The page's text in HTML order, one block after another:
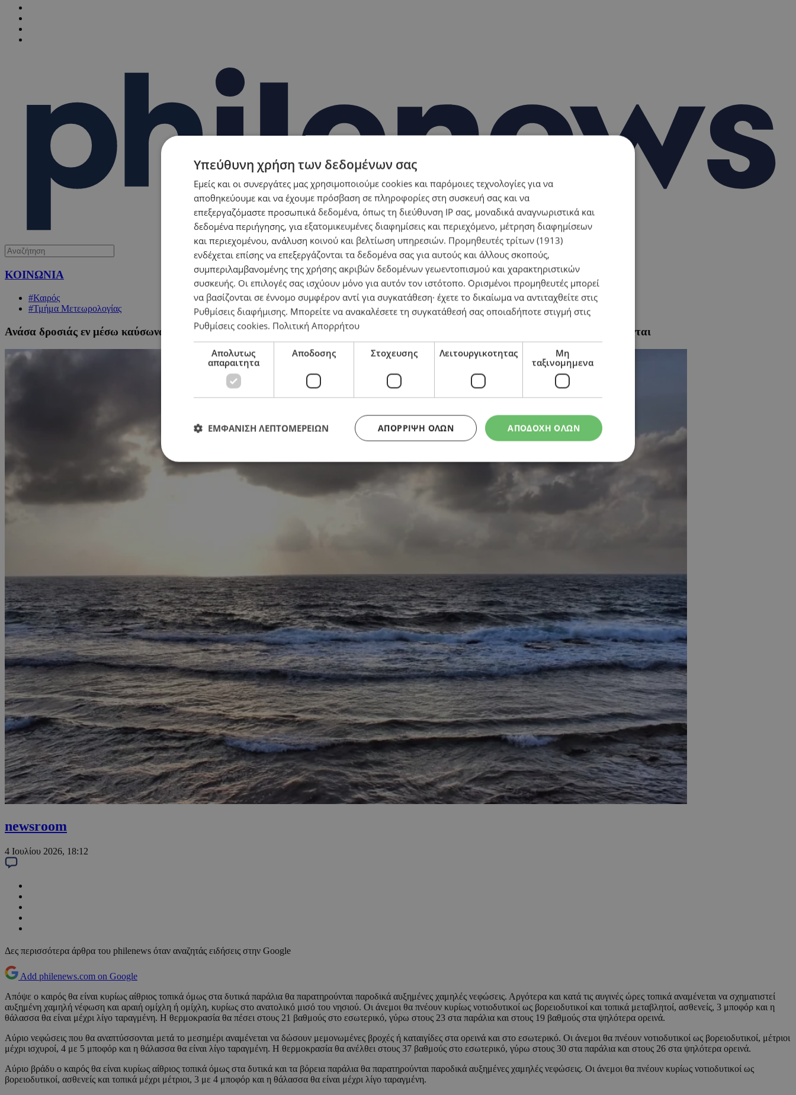
ΚΟΙΝΩΝΙΑ
#Καιρός
#Τμήμα Μετεωρολογίας
Ανάσα δροσιάς εν μέσω καύσωνα: Προβλέπει βροχές, ακόμα και καταιγίδες το Τμήμα Μετεωρολογίας – Ποιες περιοχές επηρεάζονται
newsroom
4 Ιουλίου 2026, 18:12
Δες περισσότερα άρθρα του philenews όταν αναζητάς ειδήσεις στην Google
Add philenews.com on Google
Απόψε ο καιρός θα είναι κυρίως αίθριος τοπικά όμως στα δυτικά παράλια θα παρατηρούνται παροδικά αυξημένες χαμηλές νεφώσεις. Αργότερα και κατά τις αυγινές ώρες τοπικά αναμένεται να σχηματιστεί
αυξημένη χαμηλή νέφωση και αραιή ομίχλη ή ομίχλη, κυρίως στο ανατολικό μισό του νησιού. Οι άνεμοι θα πνέουν κυρίως νοτιοδυτικοί ως βορειοδυτικοί και τοπικά μεταβλητοί, ασθενείς, 3 μποφόρ και η
θάλασσα θα είναι μέχρι λίγο ταραγμένη. Η θερμοκρασία θα πέσει στους 21 βαθμούς στο εσωτερικό, γύρω στους 23 στα παράλια και στους 19 βαθμούς στα ψηλότερα ορεινά.
Αύριο νεφώσεις που θα αναπτύσσονται μετά το μεσημέρι αναμένεται να δώσουν μεμονωμένες βροχές ή καταιγίδες στα ορεινά και στο εσωτερικό. Οι άνεμοι θα πνέουν νοτιοδυτικοί ως βορειοδυτικοί, μέτριοι
μέχρι ισχυροί, 4 με 5 μποφόρ και η θάλασσα θα είναι λίγο ταραγμένη. Η θερμοκρασία θα ανέλθει στους 37 βαθμούς στο εσωτερικό, γύρω στους 30 στα παράλια και στους 26 στα ψηλότερα ορεινά.
Αύριο βράδυ ο καιρός θα είναι κυρίως αίθριος τοπικά όμως στα δυτικά και τα βόρεια παράλια θα παρατηρούνται παροδικά αυξημένες χαμηλές νεφώσεις. Οι άνεμοι θα πνέουν κυρίως νοτιοδυτικοί ως
βορειοδυτικοί, ασθενείς και τοπικά μέχρι μέτριοι, 3 με 4 μποφόρ και η θάλασσα θα είναι μέχρι λίγο ταραγμένη.
Υπεύθυνη χρήση των δεδομένων σας
Εμείς και οι συνεργάτες μας χρησιμοποιούμε cookies και παρόμοιες τεχνολογίες για να
αποθηκεύουμε και να έχουμε πρόσβαση σε πληροφορίες στη συσκευή σας και να
επεξεργαζόμαστε προσωπικά δεδομένα, όπως τη διεύθυνση IP σας, μοναδικά αναγνωριστικά και
δεδομένα περιήγησης, για εξατομικευμένες διαφημίσεις και περιεχόμενο, μέτρηση διαφημίσεων
και περιεχομένου, ανάλυση κοινού και βελτίωση υπηρεσιών. Προμηθευτές τρίτων (1913)
ενδέχεται επίσης να επεξεργάζονται τα δεδομένα σας για αυτούς και άλλους σκοπούς,
συμπεριλαμβανομένης της χρήσης ακριβών δεδομένων γεωεντοπισμού και χαρακτηριστικών
συσκευής. Οι επιλογές σας ισχύουν μόνο για αυτόν τον ιστότοπο. Ορισμένοι προμηθευτές μπορεί
να βασίζονται σε έννομο συμφέρον αντί για συγκατάθεση· έχετε το δικαίωμα να αντιταχθείτε στις
Ρυθμίσεις διαφήμισης. Μπορείτε να ανακαλέσετε τη συγκατάθεσή σας οποιαδήποτε στιγμή στις
Ρυθμίσεις cookies. Πολιτική Απορρήτου
Απολυτως
απαραιτητα
Αποδοσης Στοχευσης Λειτουργικοτητας
Μη
ταξινομημενα
ΑΠΟΔΟΧΗ ΟΛΩΝ
ΑΠΌΡΡΙΨΗ ΌΛΩΝ
ΕΜΦΑΝΙΣΗ ΛΕΠΤΟΜΕΡΕΙΩΝ